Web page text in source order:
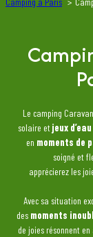
Le camping
solaire et jeux d’eau
en moments de
soigné et
apprécierez les
Avec sa situation
des moments
de joies résonnent